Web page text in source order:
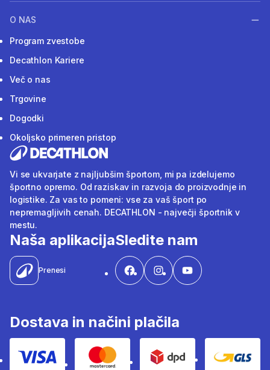
O NAS
Program zvestobe
Decathlon Kariere
Več o nas
Trgovine
Dogodki
Okoljsko primeren pristop
Vi se ukvarjate z najljubšim športom, mi pa izdelujemo
športno opremo. Od raziskav in razvoja do proizvodnje in
logistike. Za vas to pomeni: vse za vaš šport po
nepremagljivih cenah. DECATHLON - največji športnik v
mestu.
Naša aplikacija
Prenesi
Sledite nam
Dostava in načini plačila
Visa Mastercard Dpd Gls